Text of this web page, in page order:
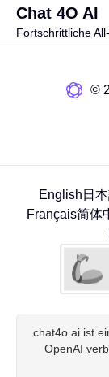
Chat 4O AI
Fortschrittliche
©️
English 日
Français简体
chat4o.ai ist
OpenAI